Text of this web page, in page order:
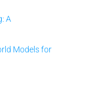
A
Models for